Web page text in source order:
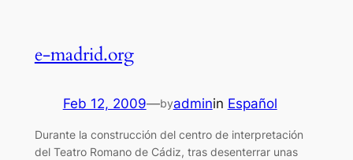
e-madrid.org
Feb 12, 2009—byadminin Español
Durante la construcción del centro de interpretación
del Teatro Romano de Cádiz, tras desenterrar unas